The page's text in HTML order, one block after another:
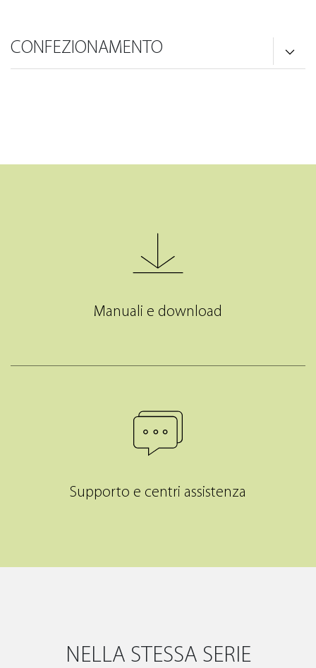
CONFEZIONAMENTO
Manuali e download
Supporto e centri assistenza
NELLA STESSA SERIE